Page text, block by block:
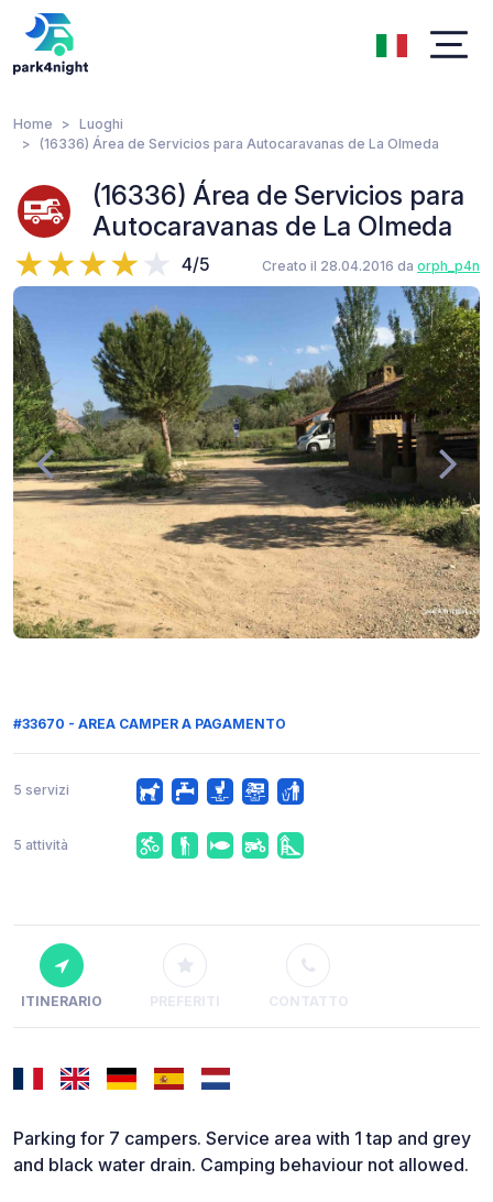
Home
Luoghi
(16336) Área de Servicios para Autocaravanas de La Olmeda
(16336) Área de Servicios para
Autocaravanas de La Olmeda
4/5 Creato il 28.04.2016 da orph_p4n
#33670 - AREA CAMPER A PAGAMENTO
5 servizi
5 attività
ITINERARIO PREFERITI CONTATTO
Parking for 7 campers. Service area with 1 tap and grey
and black water drain. Camping behaviour not allowed.